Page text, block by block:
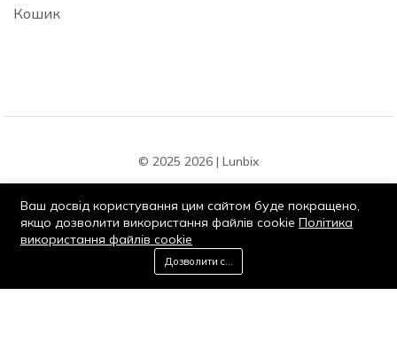
Кошик
© 2025 2026 | Lunbix
Залишайтеся на зв'язку:
0
Кошик
Ваш досвід користування цим сайтом буде покращено,
якщо дозволити використання файлів cookie Політика
використання файлів cookie
Дозволити cookie